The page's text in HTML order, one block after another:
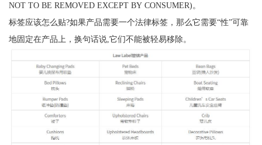
NOT TO BE REMOVED EXCEPT BY CONSUMER)。
标签应该怎么贴?如果产品需要一个法律标签，那么它需要“性”可靠
地固定在产品上，换句话说,它们不能被轻易移除。